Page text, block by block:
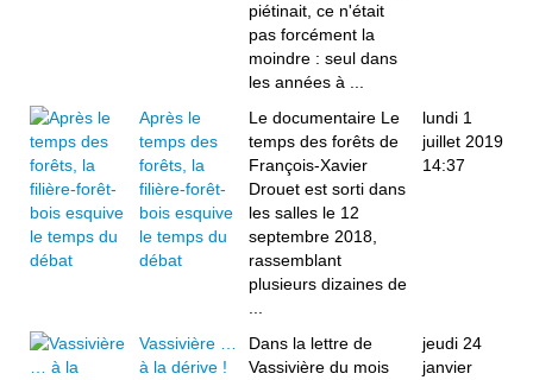
piétinait, ce n'était
pas forcément la
moindre : seul dans
les années à ...
Après le
temps des
forêts, la
filière-forêt-
bois esquive
le temps du
débat
Le documentaire Le
temps des forêts de
François-Xavier
Drouet est sorti dans
les salles le 12
septembre 2018,
rassemblant
plusieurs dizaines de
lundi 1
juillet 2019
14:37
Vassivière …
à la dérive !
Dans la lettre de
Vassivière du mois
jeudi 24
janvier